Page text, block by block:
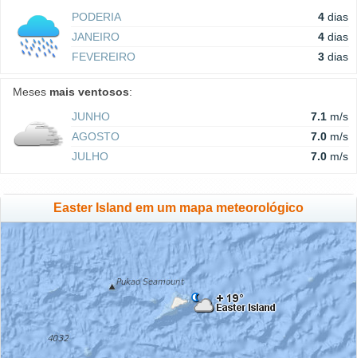
PODERIA
4 dias
JANEIRO
4 dias
FEVEREIRO
3 dias
Meses mais ventosos:
JUNHO
7.1 m/s
AGOSTO
7.0 m/s
JULHO
7.0 m/s
Easter Island em um mapa meteorológico